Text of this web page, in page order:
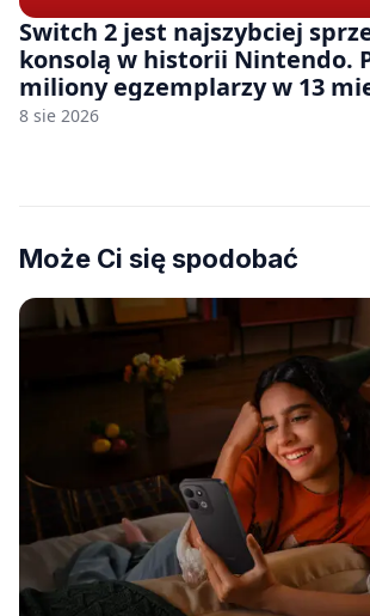
Switch 2 jest najszybciej
konsolą w historii Nintendo.
miliony egzemplarzy w 13
8 sie 2026
Może Ci się spodobać